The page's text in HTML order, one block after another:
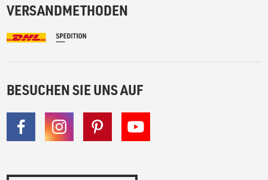
VERSANDMETHODEN
BESUCHEN SIE UNS AUF